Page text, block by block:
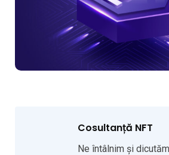
Cosultanță NFT
Ne întâlnim și